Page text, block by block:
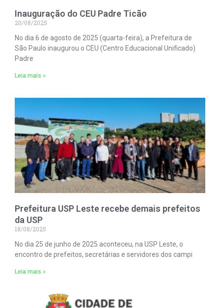
Inauguração do CEU Padre Ticão
20/08/2025
No dia 6 de agosto de 2025 (quarta-feira), a Prefeitura de
São Paulo inaugurou o CEU (Centro Educacional Unificado)
Padre
Leia mais »
Prefeitura USP Leste recebe demais prefeitos
da USP
18/08/2025
No dia 25 de junho de 2025 aconteceu, na USP Leste, o
encontro de prefeitos, secretárias e servidores dos campi
Leia mais »